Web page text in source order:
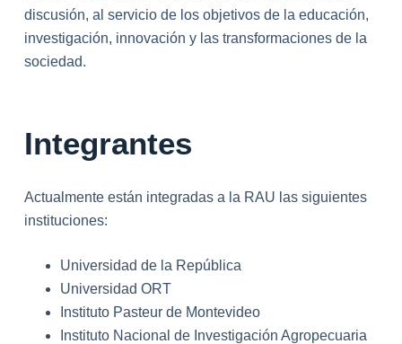
discusión, al servicio de los objetivos de la educación,
investigación, innovación y las transformaciones de la
sociedad.
Integrantes
Actualmente están integradas a la RAU las siguientes
instituciones:
Universidad de la República
Universidad ORT
Instituto Pasteur de Montevideo
Instituto Nacional de Investigación Agropecuaria